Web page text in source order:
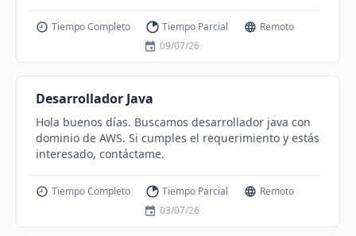
Connect (OIDC) y SAML. Principales responsabilidades
serán: •⁠ ⁠Dar soporte y mantenimiento al Operador de
Keycloak y sus Custom Resources (CR). •⁠ ⁠Administrar y
personalizados (Custom Attributes) y mapeo de datos
para perfiles de usuario. •⁠ ⁠Gestionar la integración y
sincronización con LDAP / Active Directory. •⁠
⁠Configurar políticas de seguridad avanzadas (MFA,
contraseñas, RBAC). •⁠ ⁠Cargar, configurar e importar
temas visuales corporativos (Custom Themes). •⁠
⁠Ejecutar pruebas de funcionamiento e integración
con las aplicaciones cliente. •⁠ ⁠Monitoreo general de la
plataforma: revisión de logs, pods, etc.
Tiempo Completo Tiempo Parcial
Remoto
09/07/26
Desarrollador Java
Hola buenos días. Buscamos desarrollador java con
dominio de AWS. Si cumples el requerimiento y estás
interesado, contáctame.
Tiempo Completo Tiempo Parcial
Remoto
03/07/26